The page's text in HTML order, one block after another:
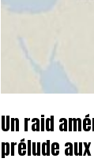
Un raid
prélude